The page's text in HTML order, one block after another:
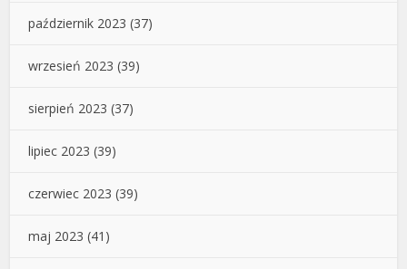
październik 2023 (37)
wrzesień 2023 (39)
sierpień 2023 (37)
lipiec 2023 (39)
czerwiec 2023 (39)
maj 2023 (41)